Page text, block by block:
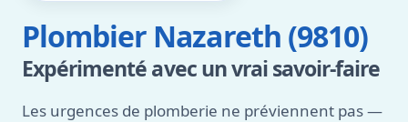
Plombier Nazareth (9810)
Expérimenté avec un vrai savoir-faire
Les urgences de plomberie ne préviennent pas —